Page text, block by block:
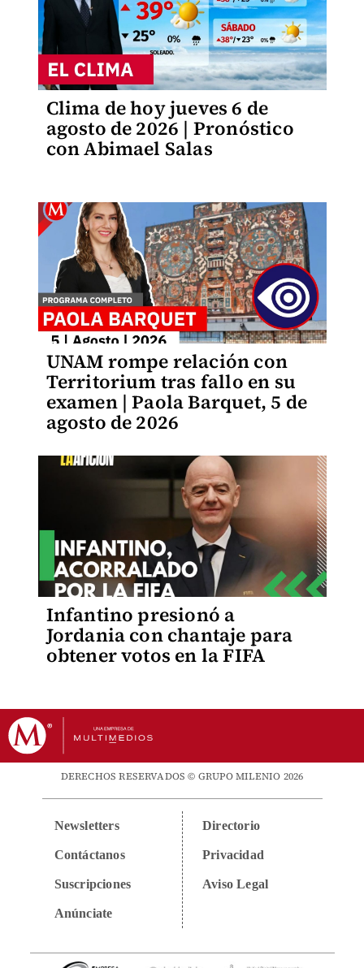
Clima de hoy jueves 6 de
agosto de 2026 | Pronóstico
con Abimael Salas
UNAM rompe relación con
Territorium tras fallo en su
examen | Paola Barquet, 5 de
agosto de 2026
Infantino presionó a
Jordania con chantaje para
obtener votos en la FIFA
DERECHOS RESERVADOS © GRUPO MILENIO 2026
Newsletters
Contáctanos
Suscripciones
Anúnciate
Directorio
Privacidad
Aviso Legal